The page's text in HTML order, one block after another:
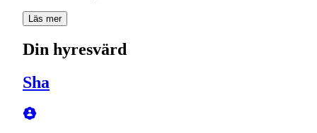
Läs mer
Din hyresvärd
Sha